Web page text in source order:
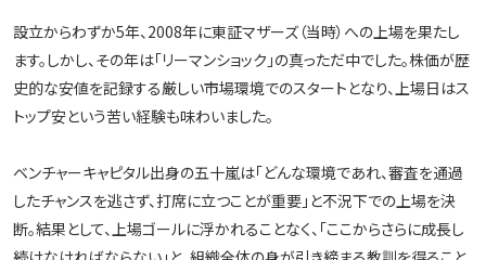
設立からわずか5年、2008年に東証マザーズ（当時）への上場を果たし
ます。しかし、その年は「リーマンショック」の真っただ中でした。株価が歴
史的な安値を記録する厳しい市場環境でのスタートとなり、上場日はス
トップ安という苦い経験も味わいました。
ベンチャーキャピタル出身の五十嵐は「どんな環境であれ、審査を通過
したチャンスを逃さず、打席に立つことが重要」と不況下での上場を決
断。結果として、上場ゴールに浮かれることなく、「ここからさらに成長し